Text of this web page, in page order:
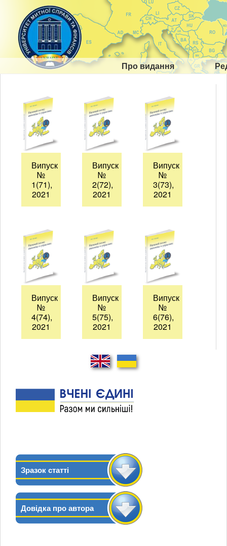
Про видання
Випуск
№
1(71),
2021
Випуск
№
2(72),
2021
Випуск
№
3(73),
2021
Випуск
№
4(74),
2021
Випуск
№
5(75),
2021
Випуск
№
6(76),
2021
Зразок статті
Довідка про автора